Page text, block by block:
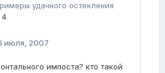
удачного остекления
4
июля, 2007
импоста? кто такой